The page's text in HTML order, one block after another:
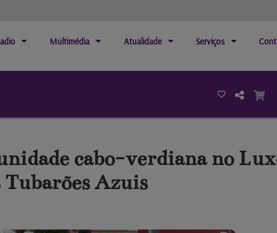
Multimédia Atualidade Serviços
cabo-verdiana no
Azuis